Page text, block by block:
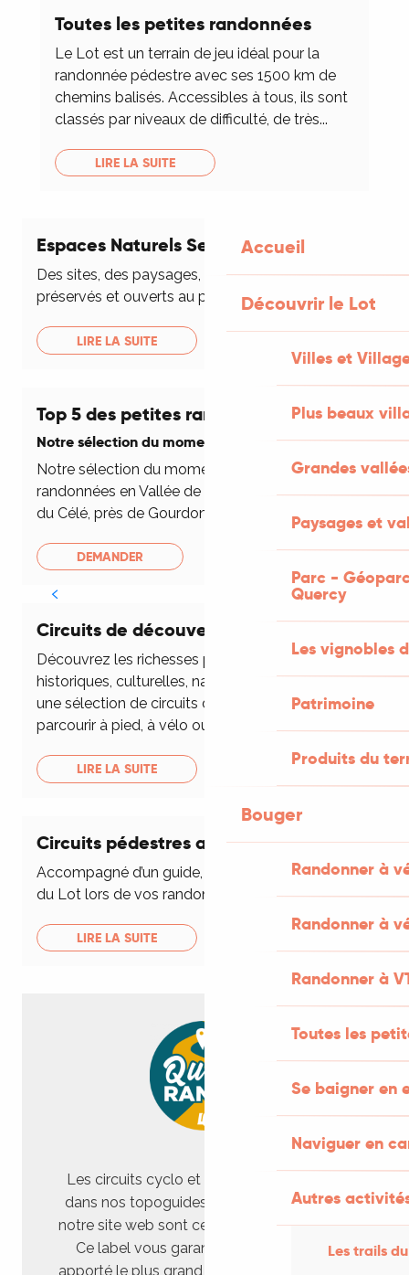
Accueil
Découvrir le Lot
Villes et
Plus beaux
Grandes
Paysages et
Parc -
Quercy
Les vignobles
Patrimoine
Produits du
Bouger
Randonner à
Randonner à
Randonner à
Toutes les
Se baigner en
Naviguer en
Autres
Les trails
Toutes les petites randonnées
Le Lot est un terrain de jeu idéal pour la
randonnée pédestre avec ses 1500 km de
chemins balisés. Accessibles à tous, ils sont
classés par niveaux de difficulté, de très...
LIRE LA SUITE
Espaces Naturels Sensibles
Des sites, des paysages, des milieux naturels
préservés et ouverts au public
LIRE LA SUITE
Top 5 des petites randonnées
Notre sélection du moment
Notre sélection du moment des petites
randonnées en Vallée de la Dordogne, du Lot ou
du Célé, près de Gourdon ou de Figeac.
DEMANDER
Circuits de découverte du patrimoine
Découvrez les richesses patrimoniales
historiques, culturelles, naturelles du Lot grâce à
une sélection de circuits de découverte à
parcourir à pied, à vélo ou en voiture.
LIRE LA SUITE
Circuits pédestres accompagnés
Accompagné d’un guide, découvrez les richesses
du Lot lors de vos randonnées pédestres
LIRE LA SUITE
Les circuits cyclo et pédestres présentés
dans nos topoguides, notre application et
notre site web sont certifiés
QualiRando
.
Ce label vous garantit que nous avons
apporté le plus grand soin dans la sélection